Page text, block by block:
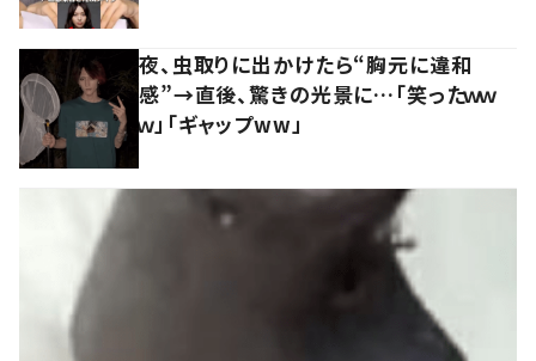
夜、虫取りに出かけたら“胸元に違和
感”→直後、驚きの光景に…「笑ったｗｗ
ｗ」「ギャップww」